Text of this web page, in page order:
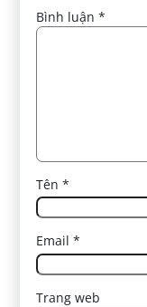
Bình luận*
Tên*
Email*
Trang web